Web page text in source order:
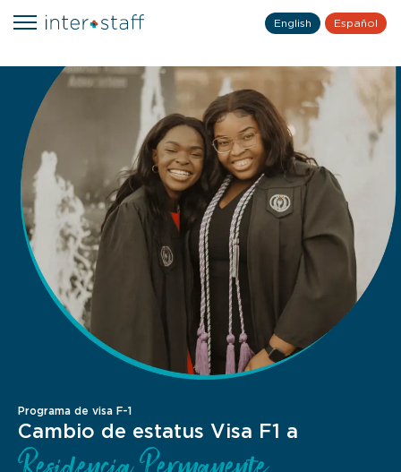
English Español
Programa de visa F-1
Cambio de estatus Visa F1 a